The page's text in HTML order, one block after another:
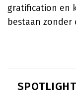
gratification en
bestaan zonder